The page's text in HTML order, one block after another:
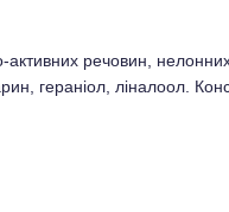
речовин,
гераніол, ліналоол.